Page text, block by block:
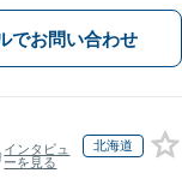
でお問い合わせ
インタビュ
ーを見る
北海道